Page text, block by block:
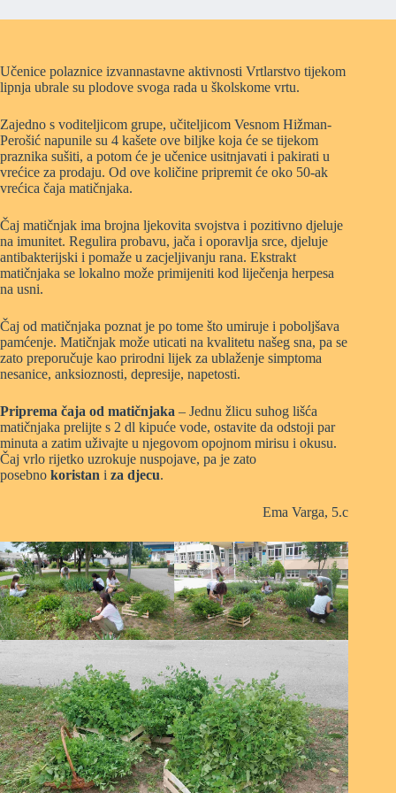
Učenice polaznice izvannastavne aktivnosti Vrtlarstvo tijekom
lipnja ubrale su plodove svoga rada u školskome vrtu.
Zajedno s voditeljicom grupe, učiteljicom Vesnom Hižman-
Perošić napunile su 4 kašete ove biljke koja će se tijekom
praznika sušiti, a potom će je učenice usitnjavati i pakirati u
vrećice za prodaju. Od ove količine pripremit će oko 50-ak
vrećica čaja matičnjaka.
Čaj matičnjak ima brojna ljekovita svojstva i pozitivno djeluje
na imunitet. Regulira probavu, jača i oporavlja srce, djeluje
antibakterijski i pomaže u zacjeljivanju rana. Ekstrakt
matičnjaka se lokalno može primijeniti kod liječenja herpesa
na usni.
Čaj od matičnjaka poznat je po tome što umiruje i poboljšava
pamćenje. Matičnjak može uticati na kvalitetu našeg sna, pa se
zato preporučuje kao prirodni lijek za ublaženje simptoma
nesanice, anksioznosti, depresije, napetosti.
Priprema čaja od matičnjaka – Jednu žlicu suhog lišća
matičnjaka prelijte s 2 dl kipuće vode, ostavite da odstoji par
minuta a zatim uživajte u njegovom opojnom mirisu i okusu.
Čaj vrlo rijetko uzrokuje nuspojave, pa je zato
posebno koristan i za djecu.
Ema Varga, 5.c